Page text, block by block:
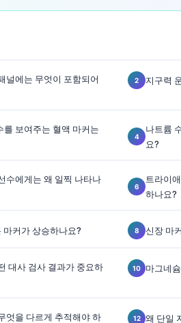
널에는 무엇이 포함되어
지구력
를 보여주는 혈액 마커는
나트륨
요?
수에게는 왜 일찍 나타나
트라이
하나요?
마커가 상승하나요? 신장 마
대사 검사 결과가 중요하
마그네
엇을 다르게 추적해야 하
왜 단일